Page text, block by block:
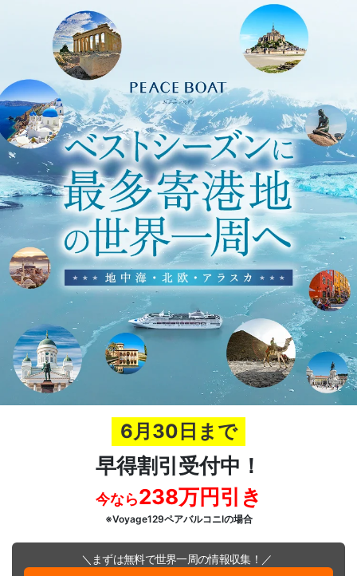
6月30日まで
早得割引受付中！
今なら238万円引き
※Voyage129ペアバルコニIの場合
＼まずは無料で世界一周の情報収集！／